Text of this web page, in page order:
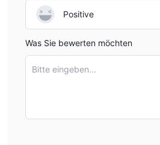
Positive
Was Sie bewerten möchten
Bitte eingeben...